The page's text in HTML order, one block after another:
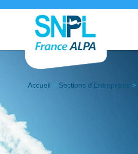
Accueil > Sections d’Entreprises >